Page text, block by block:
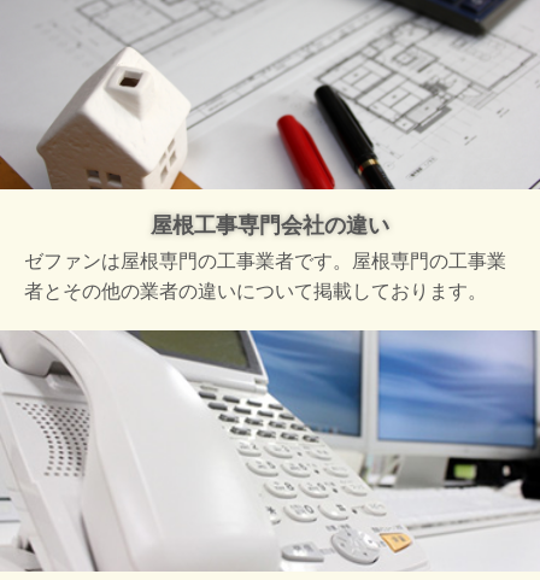
屋根工事専門会社の違い
ゼファンは屋根専門の工事業者です。屋根専門の工事業
者とその他の業者の違いについて掲載しております。